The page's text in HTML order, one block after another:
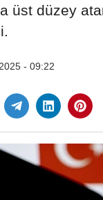
üst düzey
- 09:22